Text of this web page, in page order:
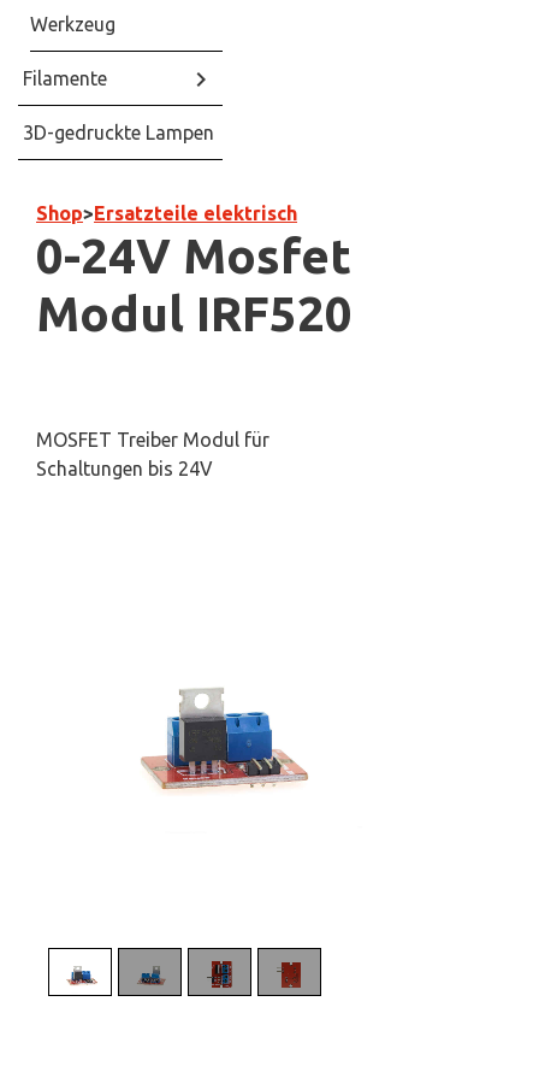
Werkzeug
Filamente keyboard_arrow_right
3D-gedruckte Lampen
Shop>Ersatzteile elektrisch
0-24V Mosfet
Modul IRF520
MOSFET Treiber Modul für
Schaltungen bis 24V